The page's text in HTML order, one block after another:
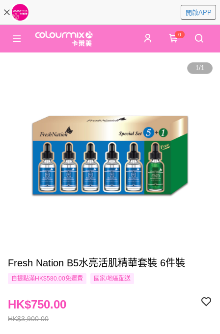
開啟APP
0
1/1
Fresh Nation B5水亮活肌精華套裝 6件裝
自提點滿HK$580.00免運費 國家/地區配送
HK$3,900.00
HK$750.00